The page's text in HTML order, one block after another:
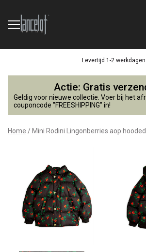
Levertijd 1-2 werkdagen
Mini
Rodini
Lingonberries
aop
hooded
puffe
Lancelot
Actie: Gratis
Geldig voor nieuwe collectie. Voer bij het
couponcode "FREESHIPPING" in!
Home Mini Rodini Lingonberries aop